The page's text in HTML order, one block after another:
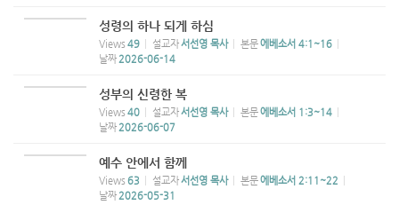
성령의 하나 되게 하심
Views 49 설교자서선영 목사 본문에베소서 4:1~16
날짜 2026-06-14
성부의 신령한 복
Views 40 설교자서선영 목사 본문에베소서 1:3~14
날짜 2026-06-07
예수 안에서 함께
Views 63 설교자서선영 목사 본문에베소서 2:11~22
날짜 2026-05-31